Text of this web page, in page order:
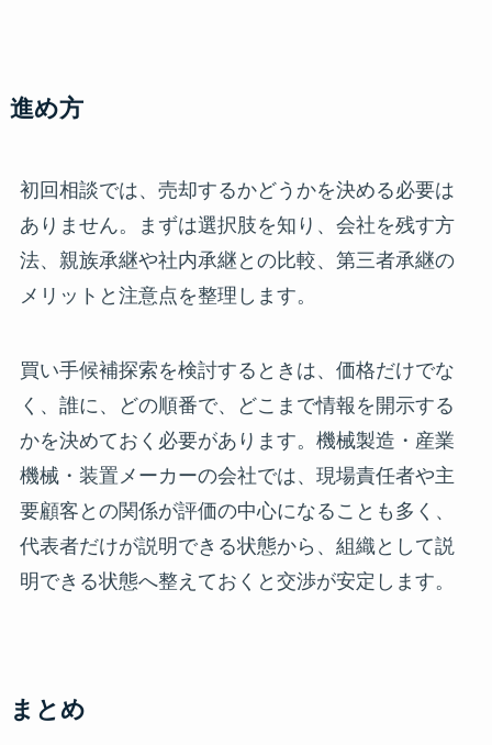
進め方
初回相談では、売却するかどうかを決める必要は
ありません。まずは選択肢を知り、会社を残す方
法、親族承継や社内承継との比較、第三者承継の
メリットと注意点を整理します。
買い手候補探索を検討するときは、価格だけでな
く、誰に、どの順番で、どこまで情報を開示する
かを決めておく必要があります。機械製造・産業
機械・装置メーカーの会社では、現場責任者や主
要顧客との関係が評価の中心になることも多く、
代表者だけが説明できる状態から、組織として説
明できる状態へ整えておくと交渉が安定します。
まとめ